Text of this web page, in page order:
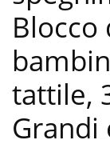
Blocco
tattile,